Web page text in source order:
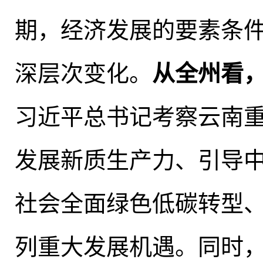
期 ， 经济发展的要素条
深层次变化。 从全州看
习近平总书记考察云南
发展新质生产力、引导
社会全面绿色低碳转型
列重大发展机遇。
同时